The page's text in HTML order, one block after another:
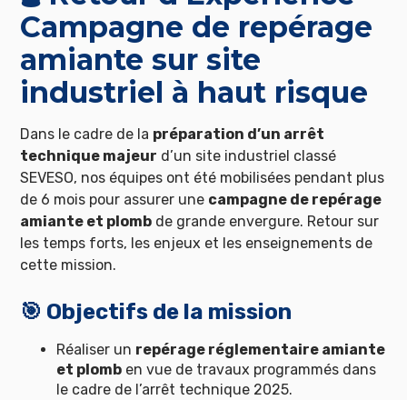
Campagne de repérage
amiante sur site
industriel à haut risque
Dans le cadre de la préparation d’un arrêt
technique majeur d’un site industriel classé
SEVESO, nos équipes ont été mobilisées pendant plus
de 6 mois pour assurer une campagne de repérage
amiante et plomb de grande envergure. Retour sur
les temps forts, les enjeux et les enseignements de
cette mission.
🎯 Objectifs de la mission
Réaliser un repérage réglementaire amiante
et plomb en vue de travaux programmés dans
le cadre de l’arrêt technique 2025.